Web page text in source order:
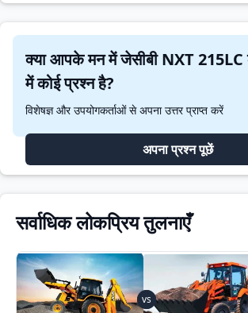
क्या आपके मन में जेसीबी NXT 215LC के बारे
में कोई प्रश्न है?
विशेषज्ञ और उपयोगकर्ताओं से अपना उत्तर प्राप्त करें
अपना प्रश्न पूछें
सर्वाधिक लोकप्रिय तुलनाएँ